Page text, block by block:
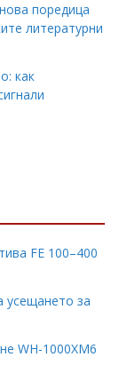
поредица
литературни
как
FE 100–400
усещането за
WH-1000XM6